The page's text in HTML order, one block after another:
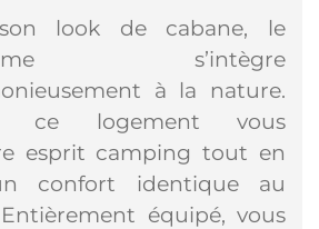
look de cabane, le
s’intègre
à la nature.
ce logement vous
esprit camping tout en
confort identique au
équipé, vous